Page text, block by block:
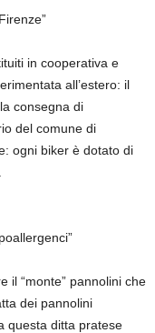
in cooperativa e
all’estero: il
consegna di
del comune di
ogni biker è dotato di
il “monte” pannolini che
dei pannolini
questa ditta pratese